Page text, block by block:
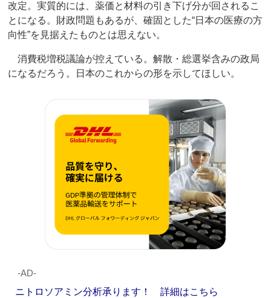
改定。実質的には、薬価と材料の引き下げ分が回されるこ
とになる。財政問題もあるが、確固とした“日本の医療の方
向性”を見据えたものとは思えない。
消費税増税議論が控えている。解散・総選挙含みの政局
になるだろう。日本のこれからの形を示してほしい。
‐AD‐
ニトロソアミン分析承ります！ 詳細はこちら